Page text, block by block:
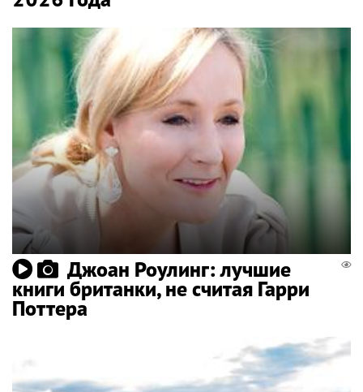
Джоан Роулинг: лучшие
книги британки, не считая Гарри
Поттера